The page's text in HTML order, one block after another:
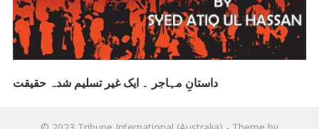
داستانِ مہاجر ۔ ایک غیر تسلیم شدہ حقیقت